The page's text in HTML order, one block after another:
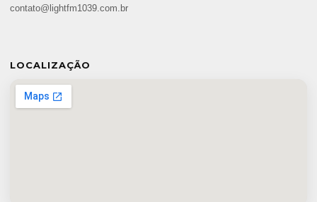
contato@lightfm1039.com.br
LOCALIZAÇÃO